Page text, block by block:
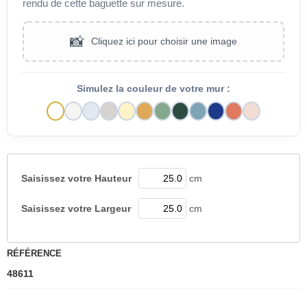
rendu de cette baguette sur mesure.
📸 Cliquez ici pour choisir une image
Simulez la couleur de votre mur :
Saisissez votre Hauteur cm
Saisissez votre Largeur cm
RÉFÉRENCE
48611